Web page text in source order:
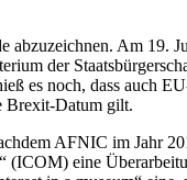
abzuzeichnen. Am 19.
der
es noch, dass auch
Brexit-Datum gilt.
AFNIC im Jahr
eine